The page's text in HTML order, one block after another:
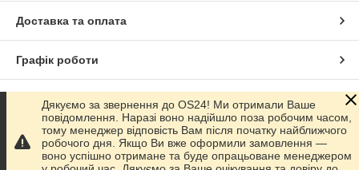
Доставка та оплата
Графік роботи
Повна версія сайту
Сайт створено на маркетплейсіProm.ua
Дякуємо за звернення до OS24! Ми отримали Ваше
повідомлення. Наразі воно надійшло поза робочим часом,
тому менеджер відповість Вам після початку найближчого
робочого дня. Якщо Ви вже оформили замовлення —
воно успішно отримане та буде опрацьоване менеджером